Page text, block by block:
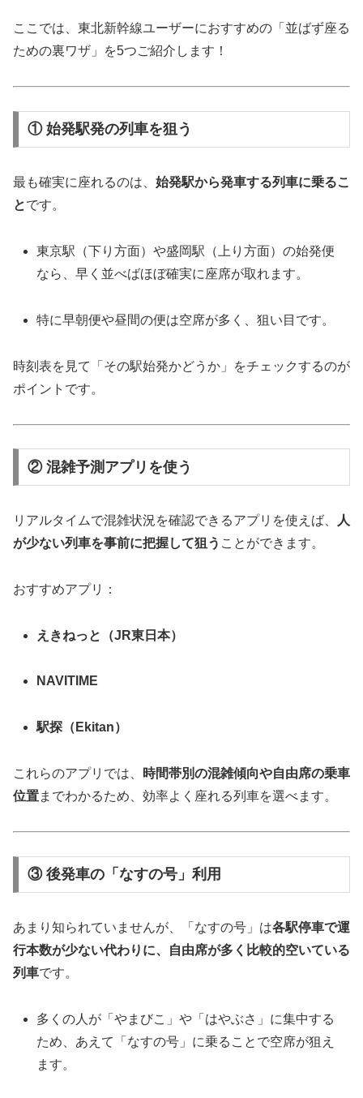
ここでは、東北新幹線ユーザーにおすすめの「並ばず座る
ための裏ワザ」を5つご紹介します！
① 始発駅発の列車を狙う
最も確実に座れるのは、 始発駅から発車する列車に乗るこ
とです。
東京駅（下り方面）や盛岡駅（上り方面）の始発便
なら、早く並べばほぼ確実に座席が取れます。
特に早朝便や昼間の便は空席が多く、狙い目です。
時刻表を見て「その駅始発かどうか」をチェックするのが
ポイントです。
② 混雑予測アプリを使う
リアルタイムで混雑状況を確認できるアプリを使えば、
人
が少ない列車を事前に把握して狙う ことができます。
おすすめアプリ：
えきねっと（JR東日本）
NAVITIME
駅探（Ekitan）
これらのアプリでは、
時間帯別の混雑傾向や自由席の乗車
位置までわかるため、効率よく座れる列車を選べます。
③ 後発車の「なすの号」利用
あまり知られていませんが、「なすの号」は各駅停車で運
行本数が少ない代わりに、自由席が多く比較的空いている
列車です。
多くの人が「やまびこ」や「はやぶさ」に集中する
ため、あえて「なすの号」に乗ることで空席が狙え
ます。